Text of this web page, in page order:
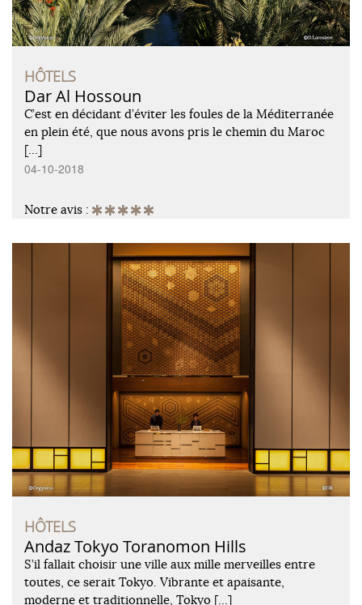
HÔTELS
Dar Al Hossoun
C’est en décidant d’éviter les foules de la Méditerranée
en plein été, que nous avons pris le chemin du Maroc
[…]
04-10-2018
Notre avis :
HÔTELS
Andaz Tokyo Toranomon Hills
S’il fallait choisir une ville aux mille merveilles entre
toutes, ce serait Tokyo. Vibrante et apaisante,
moderne et traditionnelle, Tokyo […]